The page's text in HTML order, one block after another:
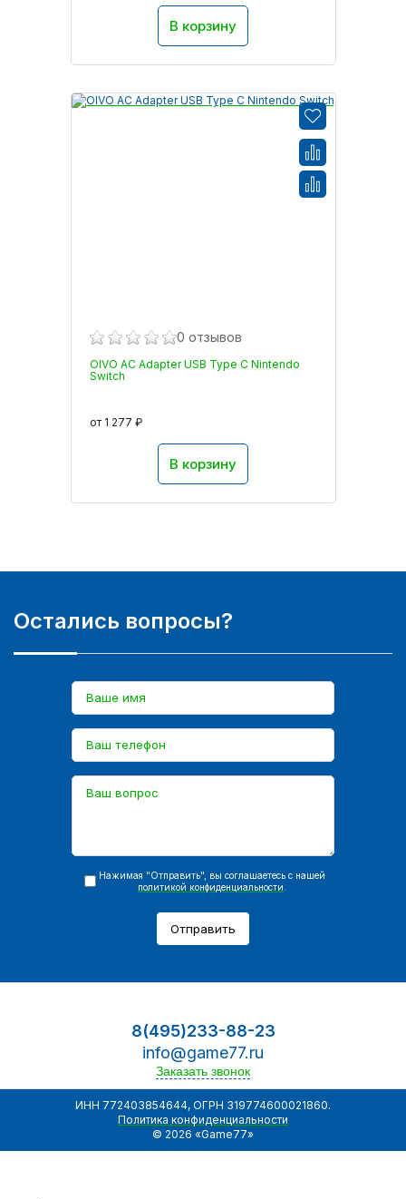
В корзину
0 отзывов
OIVO AC Adapter USB Type C Nintendo
Switch
от 1 277 ₽
В корзину
Остались вопросы?
Нажимая "Отправить", вы соглашаетесь с нашей
политикой конфиденциальности
Отправить
8(495)233-88-23
info@game77.ru
Заказать звонок
ИНН 772403854644, ОГРН 319774600021860.
Политика конфиденциальности
© 2026 «Game77»